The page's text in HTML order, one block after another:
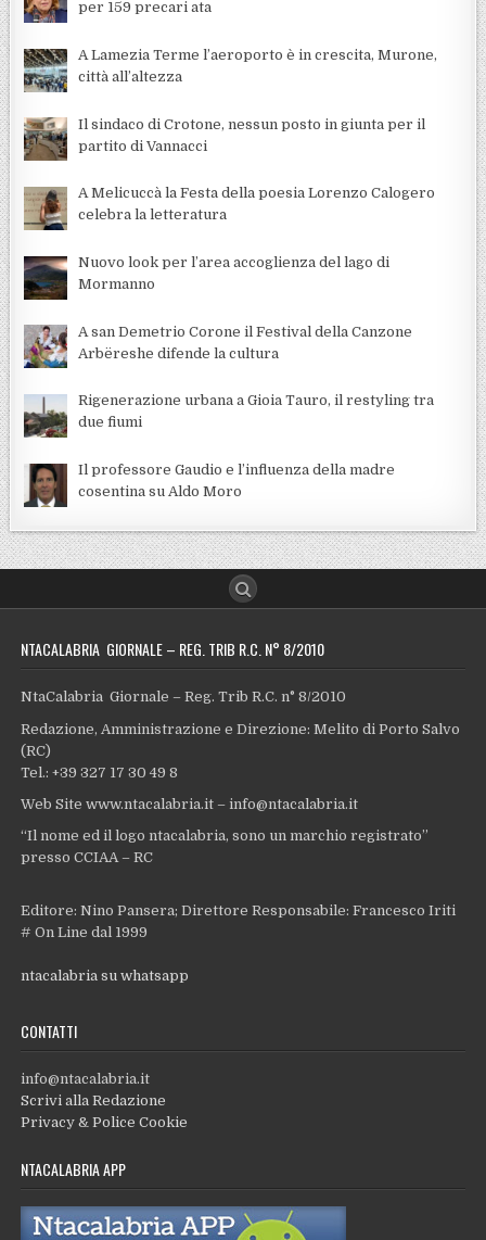
per 159 precari ata
A Lamezia Terme l’aeroporto è in crescita, Murone,
città all’altezza
Il sindaco di Crotone, nessun posto in giunta per il
partito di Vannacci
A Melicuccà la Festa della poesia Lorenzo Calogero
celebra la letteratura
Nuovo look per l’area accoglienza del lago di
Mormanno
A san Demetrio Corone il Festival della Canzone
Arbëreshe difende la cultura
Rigenerazione urbana a Gioia Tauro, il restyling tra
due fiumi
Il professore Gaudio e l’influenza della madre
cosentina su Aldo Moro
NTACALABRIA GIORNALE – REG. TRIB R.C. N° 8/2010
NtaCalabria Giornale – Reg. Trib R.C. n° 8/2010
Redazione, Amministrazione e Direzione: Melito di Porto Salvo
(RC)
Tel.: +39 327 17 30 49 8
Web Site www.ntacalabria.it – info@ntacalabria.it
“Il nome ed il logo ntacalabria, sono un marchio registrato”
presso CCIAA – RC
Editore: Nino Pansera; Direttore Responsabile: Francesco Iriti
# On Line dal 1999
ntacalabria su whatsapp
CONTATTI
info@ntacalabria.it
Scrivi alla Redazione
Privacy & Police Cookie
NTACALABRIA APP